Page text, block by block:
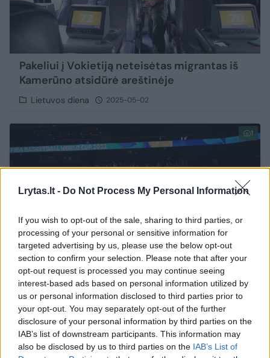
Lrytas.lt - Do Not Process My Personal Information
If you wish to opt-out of the sale, sharing to third parties, or
processing of your personal or sensitive information for
targeted advertising by us, please use the below opt-out
section to confirm your selection. Please note that after your
opt-out request is processed you may continue seeing
interest-based ads based on personal information utilized by
us or personal information disclosed to third parties prior to
your opt-out. You may separately opt-out of the further
disclosure of your personal information by third parties on the
IAB’s list of downstream participants. This information may
also be disclosed by us to third parties on the IAB’s List of
Pakeliui į Vokietiją neteisėtas migrantas iš
Kamerūno atsidūrė areštinėje
Lietuvos diena 2025-05-02
1
Olimpinės krepšinio atrankos gidas
Latvijoje: ko tikėtis iš rinktinių Rygoje?
Sportas 2024-07-02